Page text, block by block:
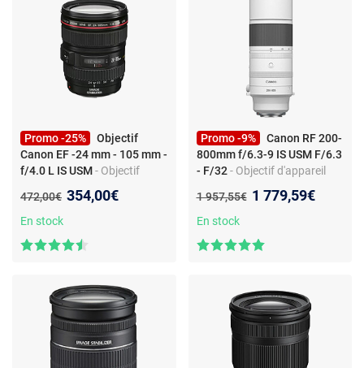
Promo -25%
Objectif
Canon EF -24 mm - 105 mm -
f/4.0 L IS USM- Objectif
standard - Monture Canon
EF - Stabilisé - USM
Ancien prix :
472,00€ Nouveau prix :
354,00€
En stock
Promo -9%
Canon RF 200-
800mm f/6.3-9 IS USM F/6.3
- F/32 - Objectif d'appareil
Canon RF - 200-800 - IS -
USM - 9 lamelles - UD
Ancien prix :
1 957,55€ Nouveau prix :
1 779,59€
En stock